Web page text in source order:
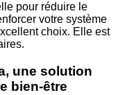
pour réduire le
votre système
choix. Elle est
une solution
bien-être